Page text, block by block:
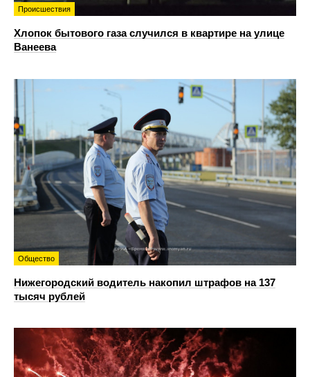
Происшествия
Хлопок бытового газа случился в квартире на улице
Ванеева
Общество
Нижегородский водитель накопил штрафов на 137
тысяч рублей